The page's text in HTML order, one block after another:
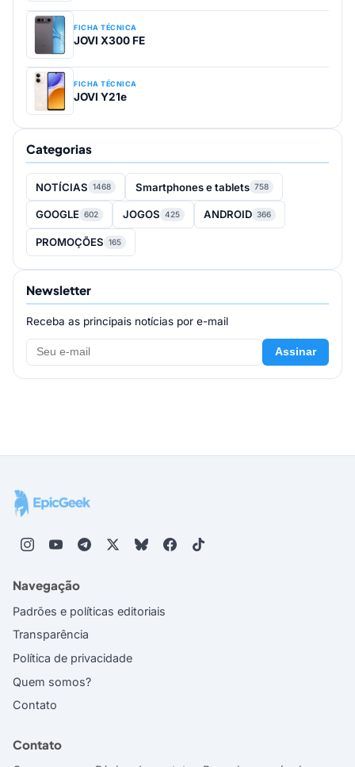
FICHA TÉCNICA
JOVI X300 FE
FICHA TÉCNICA
JOVI Y21e
Categorias
NOTÍCIAS 1468 Smartphones e tablets 758
GOOGLE 602 JOGOS 425 ANDROID 366
PROMOÇÕES 165
Newsletter
Receba as principais notícias por e-mail
Assinar
Navegação
Padrões e políticas editoriais
Transparência
Política de privacidade
Quem somos?
Contato
Contato